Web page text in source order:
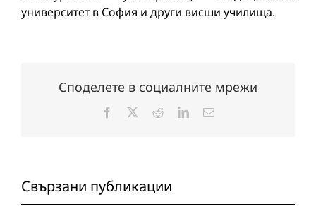
университет в София и други висши училища.
Споделете в социалните мрежи
Facebook RedditLinkedInЕлектронна
Свързани публикации